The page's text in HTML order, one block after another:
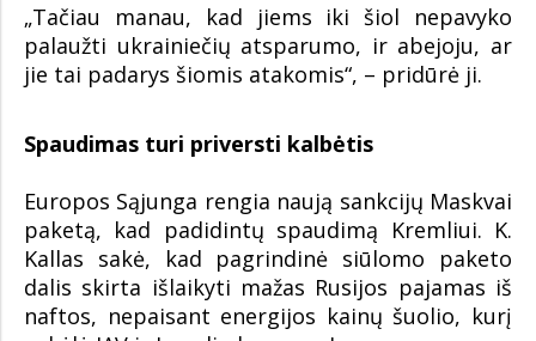
„Tačiau manau, kad jiems iki šiol nepavyko
palaužti ukrainiečių atsparumo, ir abejoju, ar
jie tai padarys šiomis atakomis“, – pridūrė ji.
Spaudimas turi priversti kalbėtis
Europos Sąjunga rengia naują sankcijų Maskvai
paketą, kad padidintų spaudimą Kremliui. K.
Kallas sakė, kad pagrindinė siūlomo paketo
dalis skirta išlaikyti mažas Rusijos pajamas iš
naftos, nepaisant energijos kainų šuolio, kurį